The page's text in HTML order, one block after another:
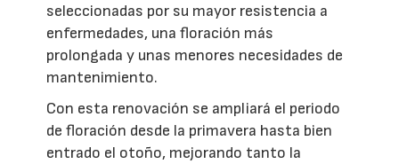
seleccionadas por su mayor resistencia a
enfermedades, una floración más
prolongada y unas menores necesidades de
mantenimiento.
Con esta renovación se ampliará el periodo
de floración desde la primavera hasta bien
entrado el otoño, mejorando tanto la